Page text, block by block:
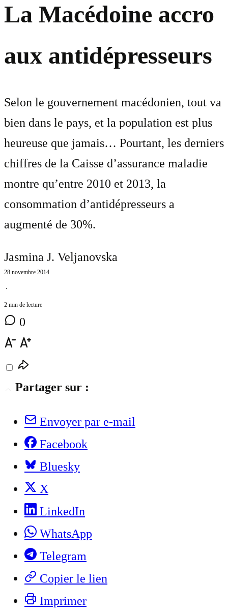
La Macédoine accro
aux antidépresseurs
Selon le gouvernement macédonien, tout va
bien dans le pays, et la population est plus
heureuse que jamais… Pourtant, les derniers
chiffres de la Caisse d’assurance maladie
montre qu’entre 2010 et 2013, la
consommation d’antidépresseurs a
augmenté de 30%.
Jasmina J. Veljanovska
28 novembre 2014
⋅
2 min de lecture
0
Partager sur :
Envoyer par e-mail
Facebook
Bluesky
X
LinkedIn
WhatsApp
Telegram
Copier le lien
Imprimer